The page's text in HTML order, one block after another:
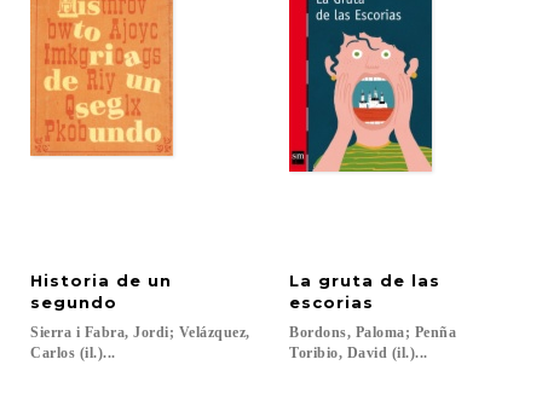
Historia de un
segundo
Sierra i Fabra, Jordi; Velázquez,
Carlos (il.)...
La gruta de las
escorias
Bordons, Paloma; Penña
Toribio, David (il.)...